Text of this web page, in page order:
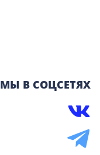
МЫ В СОЦСЕТЯХ